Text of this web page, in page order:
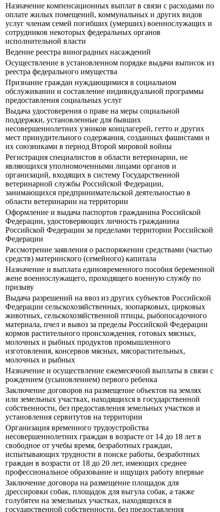
Назначение компенсационных выплат в связи с расходами по
оплате жилых помещений, коммунальных и других видов
услуг членам семей погибших (умерших) военнослужащих и
сотрудников некоторых федеральных органов
исполнительной власти
Ведение реестра виноградных насаждений
Осуществление в установленном порядке выдачи выписок из
реестра федерального имущества
Признание граждан нуждающимися в социальном
обслуживании и составление индивидуальной программы
предоставления социальных услуг
Выдача удостоверения о праве на меры социальной
поддержки, установленные для бывших
несовершеннолетних узников концлагерей, гетто и других
мест принудительного содержания, созданных фашистами и
их союзниками в период Второй мировой войны
Регистрация специалистов в области ветеринарии, не
являющихся уполномоченными лицами органов и
организаций, входящих в систему Государственной
ветеринарной службы Российской Федерации,
занимающихся предпринимательской деятельностью в
области ветеринарии на территории
Оформление и выдача паспортов гражданина Российской
Федерации, удостоверяющих личность гражданина
Российской Федерации за пределами территории Российской
Федерации
Рассмотрение заявления о распоряжении средствами (частью
средств) материнского (семейного) капитала
Назначение и выплата единовременного пособия беременной
жене военнослужащего, проходящего военную службу по
призыву
Выдача разрешений на ввоз из других субъектов Российской
Федерации сельскохозяйственных, зоопарковых, цирковых
животных, сельскохозяйственной птицы, рыбопосадочного
материала, пчел и вывоз за пределы Российской Федерации
кормов растительного происхождения, готовых мясных,
молочных и рыбных продуктов промышленного
изготовления, консервов мясных, мясорастительных,
молочных и рыбных
Назначение и осуществление ежемесячной выплаты в связи с
рождением (усыновлением) первого ребенка
Заключение договоров на размещение объектов на землях
или земельных участках, находящихся в государственной
собственности, без предоставления земельных участков и
установления сервитутов на территории
Организация временного трудоустройства
несовершеннолетних граждан в возрасте от 14 до 18 лет в
свободное от учебы время, безработных граждан,
испытывающих трудности в поиске работы, безработных
граждан в возрасти от 18 до 20 лет, имеющих среднее
профессиональное образование и ищущих работу впервые
Заключение договора на размещение площадок для
дрессировки собак, площадок для выгула собак, а также
голубятен на земельных участках, находящихся в
государственной собственности, без предоставления